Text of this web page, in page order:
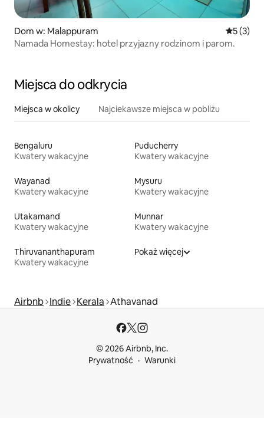
Dom w: Malappuram Średnia
5 (3)
Namada Homestay: hotel przyjazny rodzinom i parom.
Miejsca do odkrycia
Miejsca w okolicy Najciekawsze miejsca w pobliżu
Bengaluru
Kwatery wakacyjne
Puducherry
Kwatery wakacyjne
Wayanad
Kwatery wakacyjne
Mysuru
Kwatery wakacyjne
Utakamand
Kwatery wakacyjne
Munnar
Kwatery wakacyjne
Thiruvananthapuram
Kwatery wakacyjne
Pokaż więcej
Airbnb Indie Kerala Athavanad
© 2026 Airbnb, Inc.
Prywatność
Warunki